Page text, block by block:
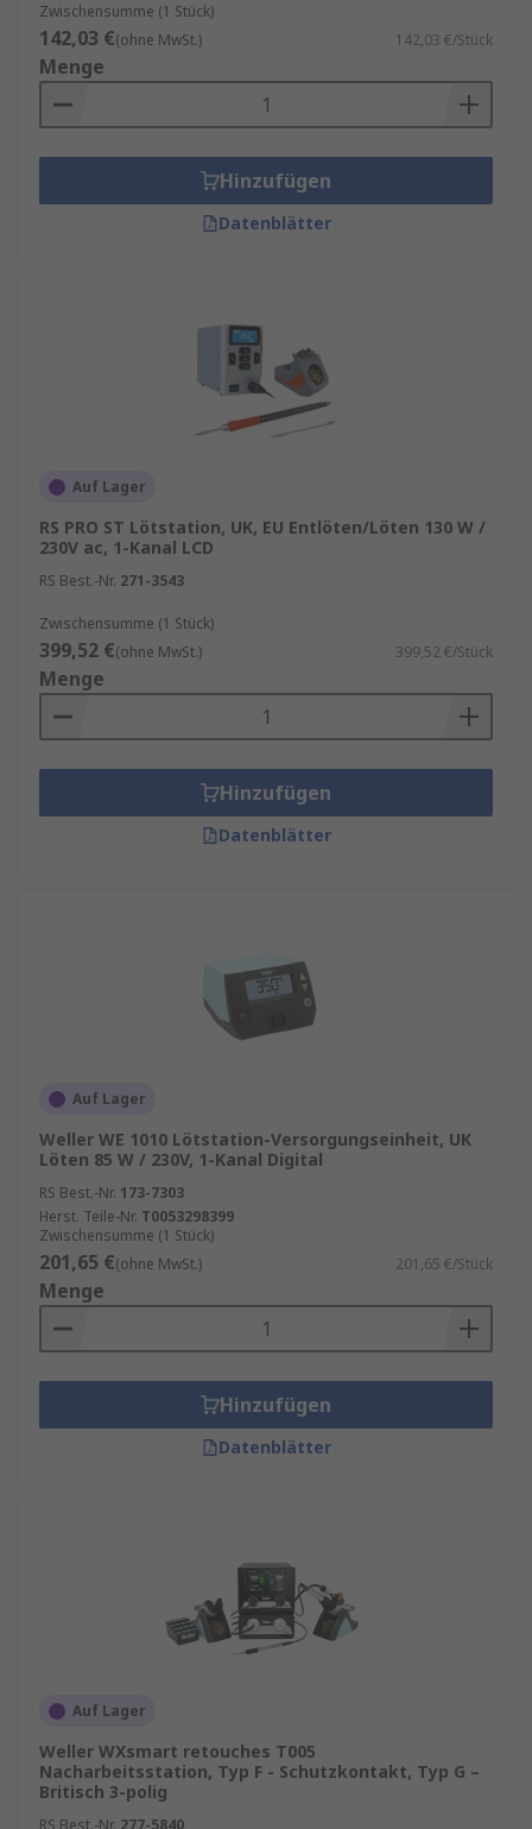
Zwischensumme (1 Stück)
142,03 €(ohne MwSt.) 142,03 €/Stück
Menge
Hinzufügen
Datenblätter
Auf Lager
RS PRO ST Lötstation, UK, EU Entlöten/Löten 130 W /
230V ac, 1-Kanal LCD
RS Best.-Nr. 271-3543
Zwischensumme (1 Stück)
399,52 €(ohne MwSt.) 399,52 €/Stück
Menge
Hinzufügen
Datenblätter
Auf Lager
Weller WE 1010 Lötstation-Versorgungseinheit, UK
Löten 85 W / 230V, 1-Kanal Digital
RS Best.-Nr. 173-7303
Herst. Teile-Nr. T0053298399
Zwischensumme (1 Stück)
201,65 €(ohne MwSt.) 201,65 €/Stück
Menge
Hinzufügen
Datenblätter
Auf Lager
Weller WXsmart retouches T005
Nacharbeitsstation, Typ F - Schutzkontakt, Typ G –
Britisch 3-polig
RS Best.-Nr. 277-5840